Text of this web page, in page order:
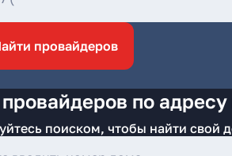
провайдеров
по
поиском, чтобы найти свой